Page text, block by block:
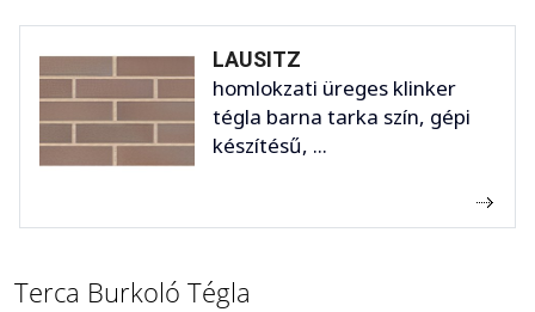
LAUSITZ
homlokzati üreges klinker
tégla barna tarka szín, gépi
készítésű, ...
Terca Burkoló Tégla